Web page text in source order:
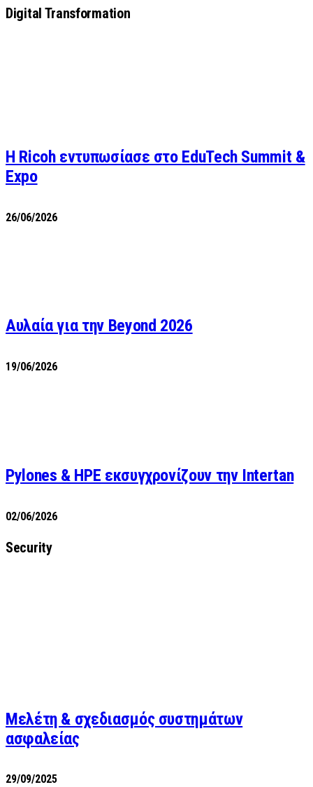
Digital Transformation
Η Ricoh εντυπωσίασε στο EduTech Summit &
Expo
26/06/2026
Αυλαία για την Beyond 2026
19/06/2026
Pylones & HPE εκσυγχρονίζουν την Intertan
02/06/2026
Security
Μελέτη & σχεδιασμός συστημάτων
ασφαλείας
29/09/2025